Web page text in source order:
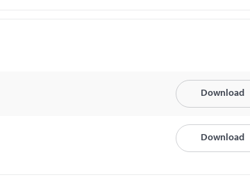
Download
Download